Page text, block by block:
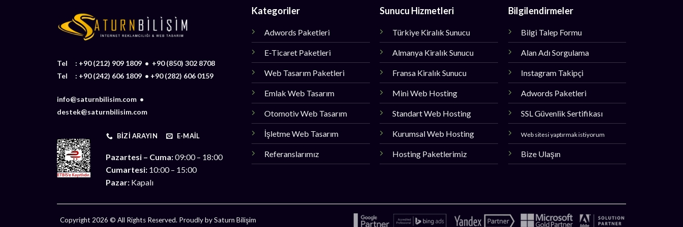
Tel : +90 (212) 909 1809 • +90 (850) 302 8708
Tel : +90 (242) 606 1809 • +90 (282) 606 0159
info@saturnbilisim.com •
destek@saturnbilisim.com
BIZI ARAYIN E-MAIL
Pazartesi – Cuma:09:00 – 18:00
Cumartesi:10:00 – 15:00
Pazar:Kapalı
Kategoriler
Adwords Paketleri
E-Ticaret Paketleri
Web Tasarım Paketleri
Emlak Web Tasarım
Otomotiv Web Tasarım
İşletme Web Tasarım
Referanslarımız
Sunucu Hizmetleri
Türkiye Kiralık Sunucu
Almanya Kiralık Sunucu
Fransa Kiralık Sunucu
Mini Web Hosting
Standart Web Hosting
Kurumsal Web Hosting
Hosting Paketlerimiz
Bilgilendirmeler
Bilgi Talep Formu
Alan Adı Sorgulama
Instagram Takipçi
Adwords Paketleri
SSL Güvenlik Sertifikası
Web sitesi yaptırmak istiyorum
Bize Ulaşın
Copyright 2026 © All Rights Reserved. Proudly by Saturn Bilişim